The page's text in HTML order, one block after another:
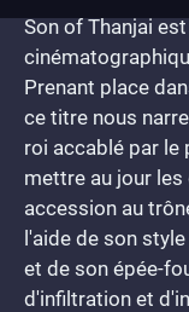
Son of Thanjai
Prenant place
ce titre nous
roi accablé par le
mettre au jour
accession au
l'aide de son
et de son épée-
d'infiltration et